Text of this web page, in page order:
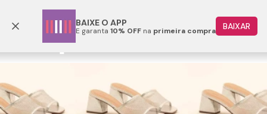
BAIXE O APP
E garanta 10% OFF na primeira compra BAIXAR
Frete grátis p/ todo o Brasil a partir de R$ 499,90
2º
rasteira
3º
tenis